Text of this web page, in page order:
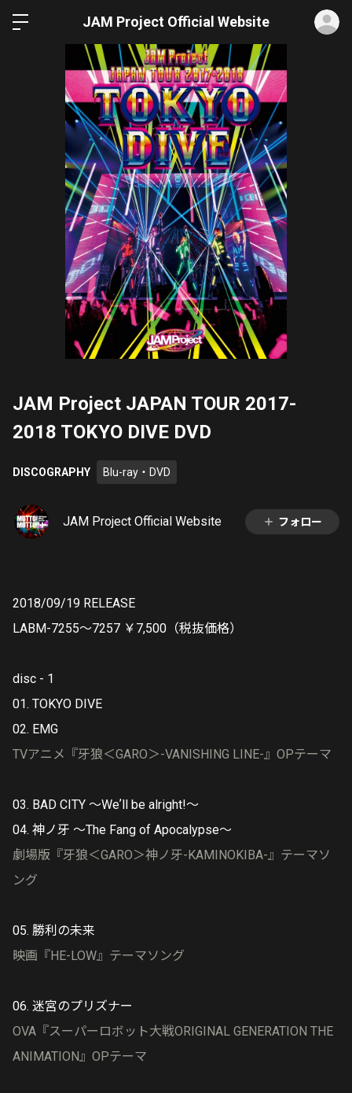
JAM Project Official Website
JAM Project JAPAN TOUR 2017-
2018 TOKYO DIVE DVD
DISCOGRAPHY Blu-ray・DVD
JAM Project Official Website フォロー
2018/09/19 RELEASE
LABM-7255～7257 ￥7,500（税抜価格）
disc - 1
01. TOKYO DIVE
02. EMG
TVアニメ『牙狼＜GARO＞-VANISHING LINE-』OPテーマ
03. BAD CITY ～Weʼll be alright!～
04. 神ノ牙 ～The Fang of Apocalypse～
劇場版『牙狼＜GARO＞神ノ牙-KAMINOKIBA-』テーマソ
ング
05. 勝利の未来
映画『HE-LOW』テーマソング
06. 迷宮のプリズナー
OVA『スーパーロボット大戦ORIGINAL GENERATION THE
ANIMATION』OPテーマ